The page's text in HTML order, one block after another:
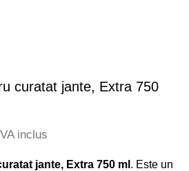
curatat jante, Extra 750
inclus
jante, Extra 750 ml . Este un